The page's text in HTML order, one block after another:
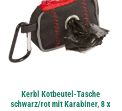
Kerbl Kotbeutel-Tasche
schwarz/rot mit Karabiner, 8 x